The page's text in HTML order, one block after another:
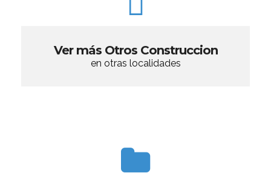
Ver más Otros Construccion
en otras localidades